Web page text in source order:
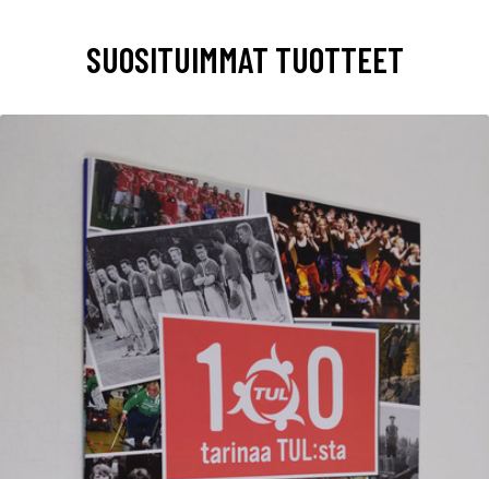
SUOSITUIMMAT TUOTTEET